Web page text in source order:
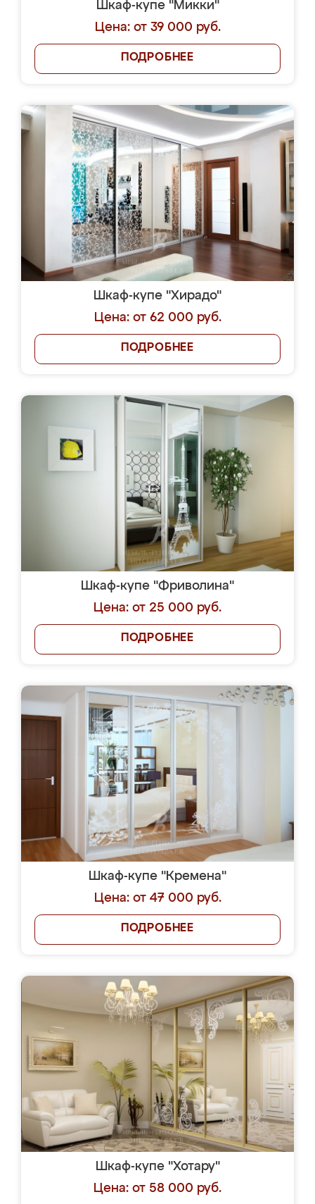
Шкаф-купе "Микки"
Цена: от 39 000 руб.
ПОДРОБНЕЕ
Шкаф-купе "Хирадо"
Цена: от 62 000 руб.
ПОДРОБНЕЕ
Шкаф-купе "Фриволина"
Цена: от 25 000 руб.
ПОДРОБНЕЕ
Шкаф-купе "Кремена"
Цена: от 47 000 руб.
ПОДРОБНЕЕ
Шкаф-купе "Хотару"
Цена: от 58 000 руб.